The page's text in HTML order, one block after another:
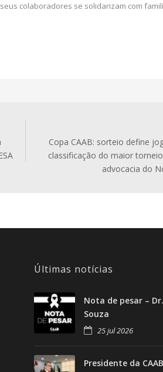
colaboradores se solidarizam com
Copa CAAB: sorteio define
classificação do maior
advocacia do
Últimas notícias
Nota de pesar –
Souza
25 jul 2026
Presidente da